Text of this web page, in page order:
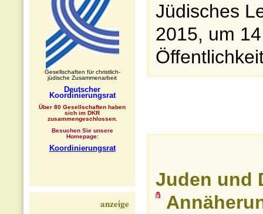
Gesellschaften für christlich-
jüdische Zusammenarbeit
Deutscher
Koordinierungsrat
Über 80 Gesellschaften haben
sich im DKR
zusammengeschlossen.
Besuchen Sie unsere
Homepage:
Koordinierungsrat
anzeige
Jüdisches
2015, um
Juden und